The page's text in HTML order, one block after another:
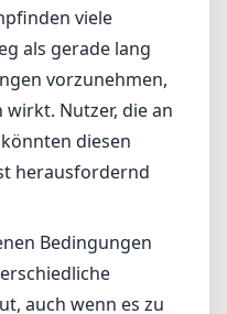
viele
als gerade lang
vorzunehmen,
Nutzer, die an
diesen
herausfordernd
Bedingungen
auch wenn es zu